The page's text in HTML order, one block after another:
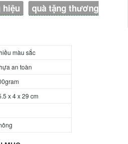
quà tặng thương
màu sắc
an toàn
x 4 x 29 cm